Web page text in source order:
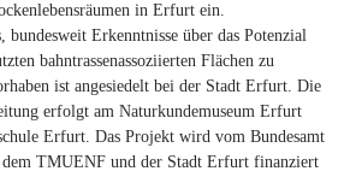
in Erfurt ein.
bundesweit Erkenntnisse über das Potenzial
bahntrassenassoziierten Flächen zu
ist angesiedelt bei der Stadt Erfurt. Die
erfolgt am Naturkundemuseum Erfurt
Erfurt. Das Projekt wird vom Bundesamt
TMUENF und der Stadt Erfurt finanziert